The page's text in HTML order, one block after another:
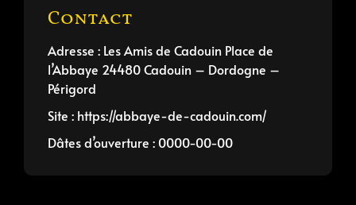
Contact
Adresse : Les Amis de Cadouin Place de
l’Abbaye 24480 Cadouin – Dordogne –
Périgord
Site : https://abbaye-de-cadouin.com/
Dâtes d’ouverture : 0000-00-00